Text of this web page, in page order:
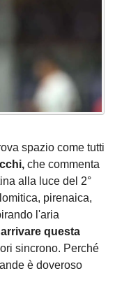
spazio come tutti
che commenta
alla luce del 2°
pirenaica,
l'aria
questa
sincrono. Perché
è doveroso